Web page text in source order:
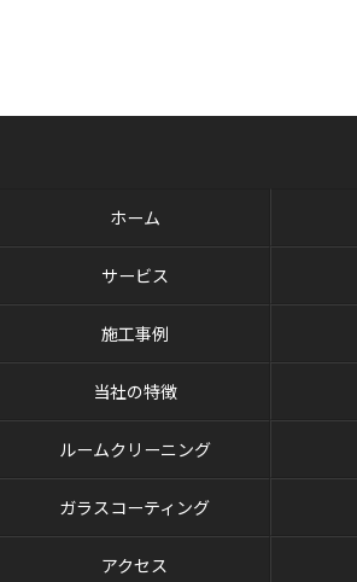
ホーム
サービス
施工事例
当社の特徴
ルームクリーニング
ガラスコーティング
アクセス